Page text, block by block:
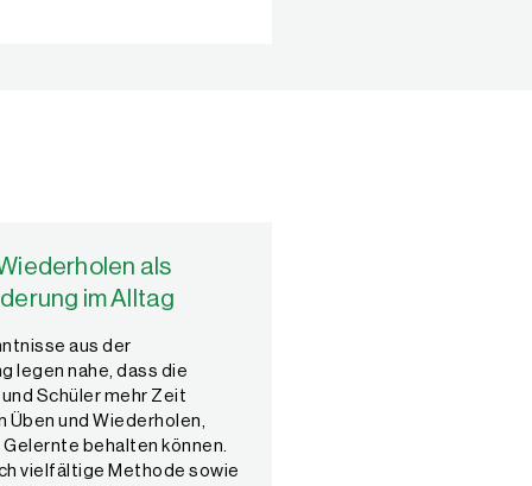
als
im Alltag
aus der
legen nahe, dass die
Schüler mehr Zeit
Üben und Wiederholen,
behalten können.
vielfältige Methode sowie